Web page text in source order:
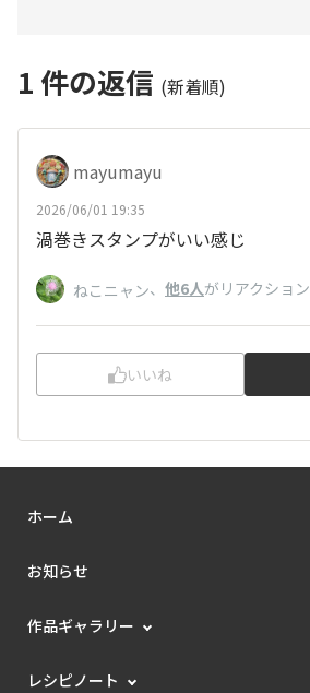
1 件の返信 (新着順)
mayumayu
2026/06/01 19:35
渦巻きスタンプがいい感じ
ねこニャン、 他6人がリアクション
いいね
ホーム
お知らせ
作品ギャラリー
レシピノート